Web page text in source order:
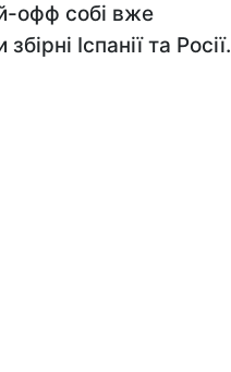
офф собі вже
Іспанії та Росії.